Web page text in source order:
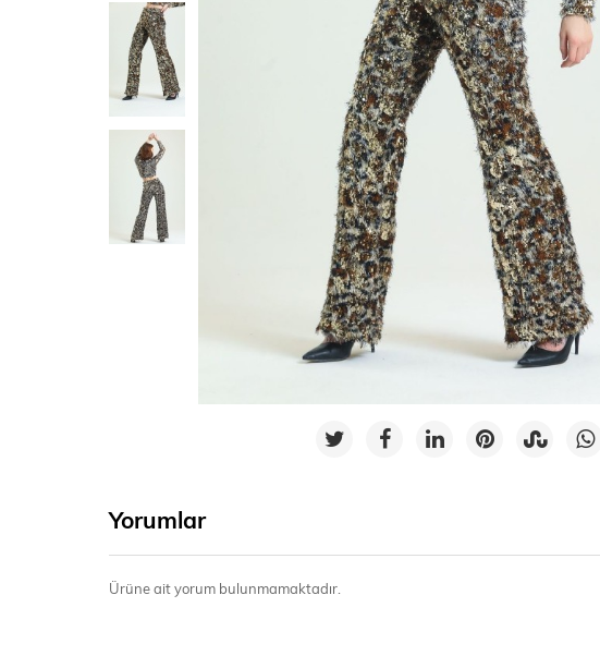
Yorumlar
Ürüne ait yorum bulunmamaktadır.